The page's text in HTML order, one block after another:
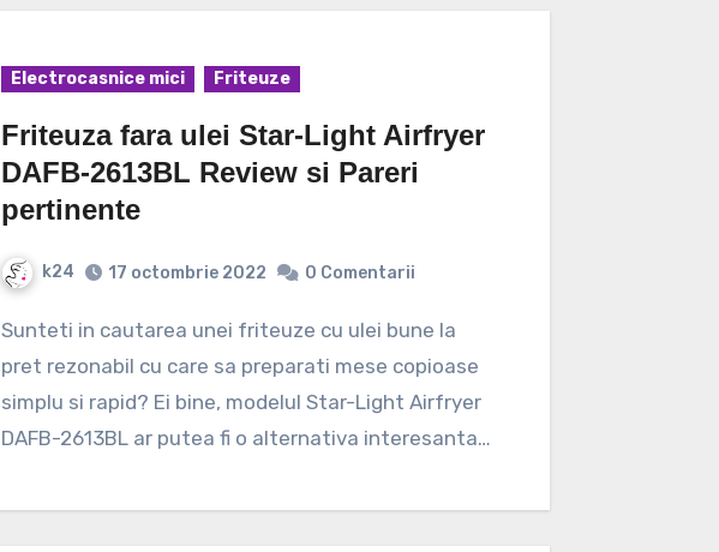
Electrocasnice mici Friteuze
Friteuza fara ulei Star-Light Airfryer
DAFB-2613BL Review si Pareri
pertinente
k24 17 octombrie 2022 0 Comentarii
Sunteti in cautarea unei friteuze cu ulei bune la
pret rezonabil cu care sa preparati mese copioase
simplu si rapid? Ei bine, modelul Star-Light Airfryer
DAFB-2613BL ar putea fi o alternativa interesanta…